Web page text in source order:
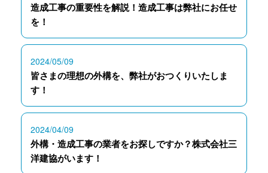
造成工事の重要性を解説！造成工事は弊社にお任せ
を！
2024/05/09
皆さまの理想の外構を、弊社がおつくりいたしま
す！
2024/04/09
外構・造成工事の業者をお探しですか？株式会社三
洋建協がいます！